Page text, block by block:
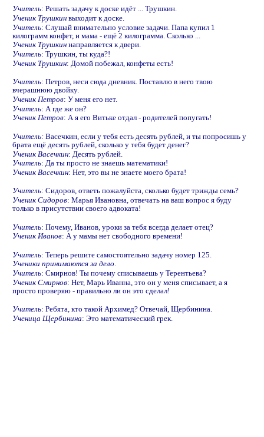
Учитель: Решать задачу к доске идёт ... Трушкин.
Ученик Трушкинвыходит к доске.
Учитель: Слушай внимательно условие задачи. Папа купил 1
килограмм конфет, и мама - ещё 2 килограмма. Сколько ...
Ученик Трушкиннаправляется к двери.
Учитель: Трушкин, ты куда?!
Ученик Трушкин: Домой побежал, конфеты есть!
Учитель: Петров, неси сюда дневник. Поставлю в него твою
вчерашнюю двойку.
Ученик Петров: У меня его нет.
Учитель: А где же он?
Ученик Петров: А я его Витьке отдал - родителей попугать!
Учитель: Васечкин, если у тебя есть десять рублей, и ты попросишь у
брата ещё десять рублей, сколько у тебя будет денег?
Ученик Васечкин: Десять рублей.
Учитель: Да ты просто не знаешь математики!
Ученик Васечкин: Нет, это вы не знаете моего брата!
Учитель: Сидоров, ответь пожалуйста, сколько будет трижды семь?
Ученик Сидоров: Марья Ивановна, отвечать на ваш вопрос я буду
только в присутствии своего адвоката!
Учитель: Почему, Иванов, уроки за тебя всегда делает отец?
Ученик Иванов: А у мамы нет свободного времени!
Учитель: Теперь решите самостоятельно задачу номер 125.
Ученики принимаются за дело.
Учитель: Смирнов! Ты почему списываешь у Терентьева?
Ученик Смирнов: Нет, Марь Иванна, это он у меня списывает, а я
просто проверяю - правильно ли он это сделал!
Учитель: Ребята, кто такой Архимед? Отвечай, Щербинина.
Ученица Щербинина: Это математический грек.